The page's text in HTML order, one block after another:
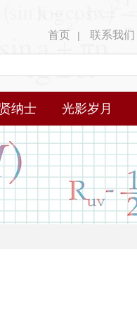
首页 | 联系我们
纳士 光影岁月